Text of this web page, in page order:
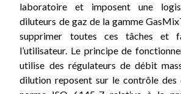
laboratoire et imposent une
diluteurs de gaz de la gamme
supprimer toutes ces tâches et
l’utilisateur. Le principe de
utilise des régulateurs de débit
dilution reposent sur le contrôle des